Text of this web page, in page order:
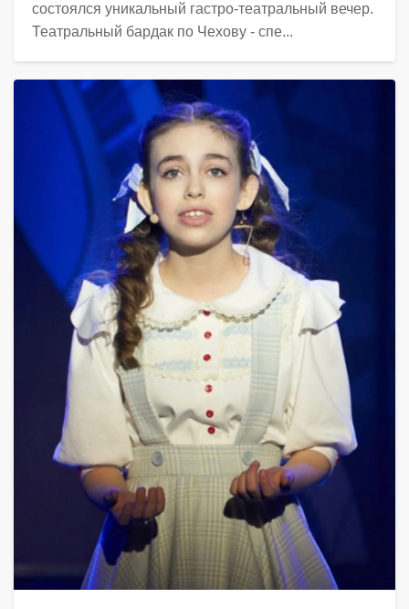
состоялся уникальный гастро-театральный вечер.
Театральный бардак по Чехову - спе...